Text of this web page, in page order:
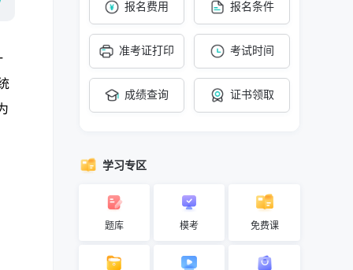
报名费用 报名条件
准考证打印 考试时间
成绩查询 证书领取
学习专区
题库 模考 免费课